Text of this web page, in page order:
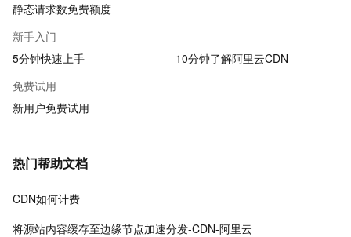
静态请求数免费额度
新手入门
5分钟快速上手
10分钟了解阿里云CDN
免费试用
新用户免费试用
热门帮助文档
CDN如何计费
将源站内容缓存至边缘节点加速分发-CDN-阿里云